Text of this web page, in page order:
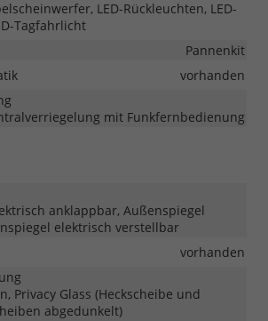
LED-Rückleuchten, LED-
Tagfahrlicht
Pannenkit
vorhanden
mit Funkfernbedienung
anklappbar, Außenspiegel
elektrisch verstellbar
vorhanden
Privacy Glass (Heckscheibe und
abgedunkelt)